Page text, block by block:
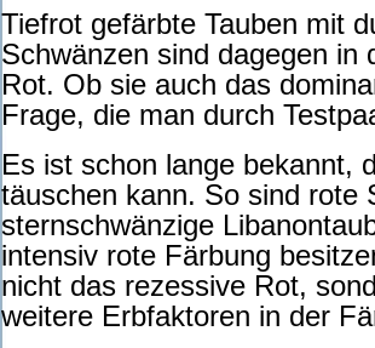
Tiefrot gefärbte Tauben mit
Schwänzen sind dagegen in
Rot. Ob sie auch das
Frage, die man durch
Es ist schon lange bekannt,
täuschen kann. So sind rote
sternschwänzige
intensiv rote Färbung
nicht das rezessive Rot,
weitere Erbfaktoren in der